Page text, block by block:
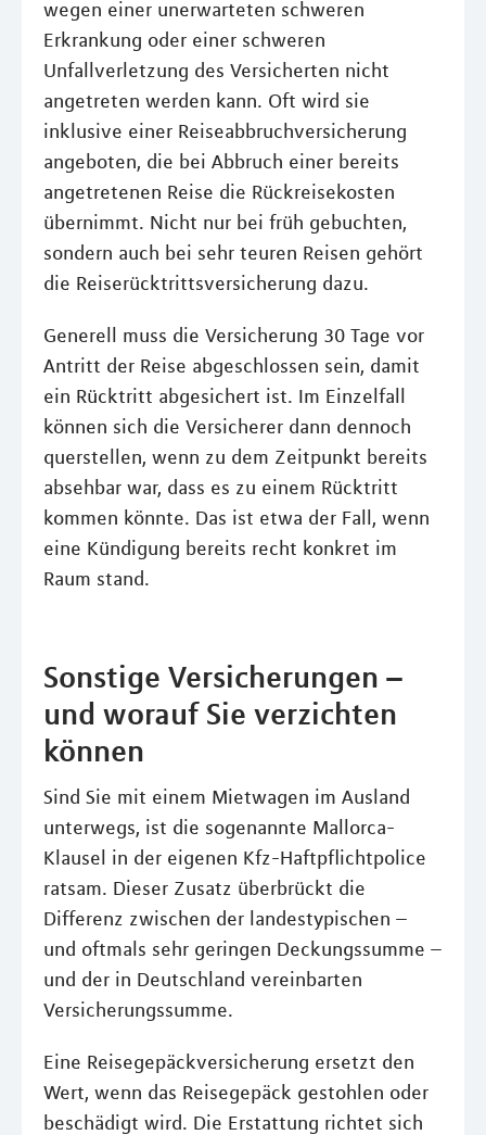
wegen einer unerwarteten schweren
Erkrankung oder einer schweren
Unfallverletzung des Versicherten nicht
angetreten werden kann. Oft wird sie
inklusive einer Reiseabbruchversicherung
angeboten, die bei Abbruch einer bereits
angetretenen Reise die Rückreisekosten
übernimmt. Nicht nur bei früh gebuchten,
sondern auch bei sehr teuren Reisen gehört
die Reiserücktrittsversicherung dazu.
Generell muss die Versicherung 30 Tage vor
Antritt der Reise abgeschlossen sein, damit
ein Rücktritt abgesichert ist. Im Einzelfall
können sich die Versicherer dann dennoch
querstellen, wenn zu dem Zeitpunkt bereits
absehbar war, dass es zu einem Rücktritt
kommen könnte. Das ist etwa der Fall, wenn
eine Kündigung bereits recht konkret im
Raum stand.
Sonstige Versicherungen –
und worauf Sie verzichten
können
Sind Sie mit einem Mietwagen im Ausland
unterwegs, ist die sogenannte Mallorca-
Klausel in der eigenen Kfz-Haftpflichtpolice
ratsam. Dieser Zusatz überbrückt die
Differenz zwischen der landestypischen –
und oftmals sehr geringen Deckungssumme –
und der in Deutschland vereinbarten
Versicherungssumme.
Eine Reisegepäckversicherung ersetzt den
Wert, wenn das Reisegepäck gestohlen oder
beschädigt wird. Die Erstattung richtet sich